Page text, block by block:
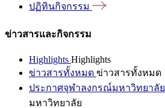
ปฏิทินกิจกรรม
ข่าวสารและกิจกรรม
Highlights Highlights
ข่าวสารทั้งหมด ข่าวสารทั้งหมด
ประกาศจุฬาลงกรณ์มหาวิทยาลัย
มหาวิทยาลัย